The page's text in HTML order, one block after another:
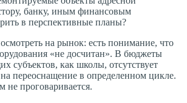
банку, иным финансовым
в перспективные планы?
на рынок: есть понимание, что
«не досчитан». В бюджеты
субъектов, как школы, отсутствует
на переоснащение в определенном цикле.
не проговаривается.